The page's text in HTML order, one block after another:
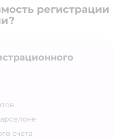
регистрации
счета